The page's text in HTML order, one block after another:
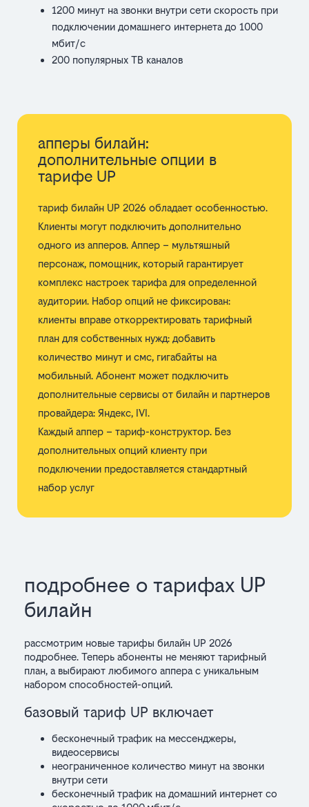
1200 минут на звонки внутри сети скорость при
подключении домашнего интернета до 1000
мбит/с
200 популярных ТВ каналов
апперы билайн:
дополнительные опции в
тарифе UP
тариф билайн UP 2026 обладает особенностью.
Клиенты могут подключить дополнительно
одного из апперов. Аппер – мультяшный
персонаж, помощник, который гарантирует
комплекс настроек тарифа для определенной
аудитории. Набор опций не фиксирован:
клиенты вправе откорректировать тарифный
план для собственных нужд: добавить
количество минут и смс, гигабайты на
мобильный. Абонент может подключить
дополнительные сервисы от билайн и партнеров
провайдера: Яндекс, IVI.
Каждый аппер – тариф-конструктор. Без
дополнительных опций клиенту при
подключении предоставляется стандартный
набор услуг
подробнее о тарифах UP
билайн
рассмотрим новые тарифы билайн UP 2026
подробнее. Теперь абоненты не меняют тарифный
план, а выбирают любимого аппера с уникальным
набором способностей-опций.
базовый тариф UP включает
бесконечный трафик на мессенджеры,
видеосервисы
неограниченное количество минут на звонки
внутри сети
бесконечный трафик на домашний интернет со